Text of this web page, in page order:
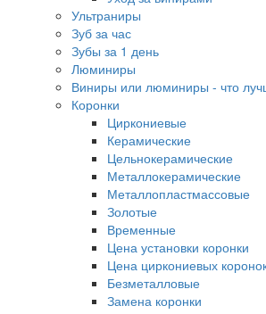
Ультраниры
Зуб за час
Зубы за 1 день
Люминиры
Виниры или люминиры - что
Коронки
Циркониевые
Керамические
Цельнокерамические
Металлокерамические
Металлопластмассовые
Золотые
Временные
Цена установки коронки
Цена циркониевых
Безметалловые
Замена коронки